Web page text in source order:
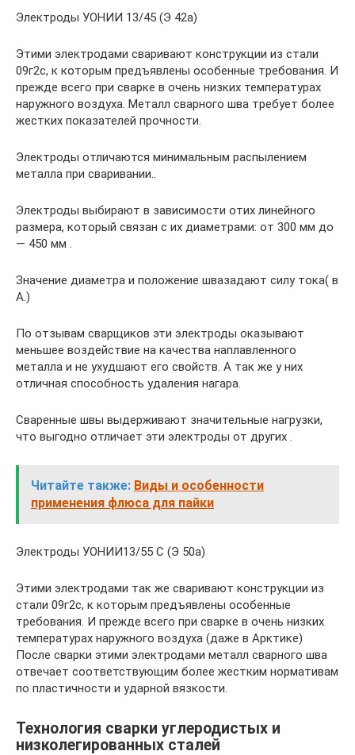
Электроды УОНИИ 13/45 (Э 42а)
Этими электродами сваривают конструкции из стали
09г2с, к которым предъявлены особенные требования. И
прежде всего при сварке в очень низких температурах
наружного воздуха. Металл сварного шва требует более
жестких показателей прочности.
Электроды отличаются минимальным распылением
металла при сваривании..
Электроды выбирают в зависимости отих линейного
размера, который связан с их диаметрами: от 300 мм до
— 450 мм .
Значение диаметра и положение швазадают силу тока( в
А.)
По отзывам сварщиков эти электроды оказывают
меньшее воздействие на качества наплавленного
металла и не ухудшают его свойств. А так же у них
отличная способность удаления нагара.
Сваренные швы выдерживают значительные нагрузки,
что выгодно отличает эти электроды от других .
Читайте также: Виды и особенности
применения флюса для пайки
Электроды УОНИИ13/55 С (Э 50а)
Этими электродами так же сваривают конструкции из
стали 09г2с, к которым предъявлены особенные
требования. И прежде всего при сварке в очень низких
температурах наружного воздуха (даже в Арктике)
После сварки этими электродами металл сварного шва
отвечает соответствующим более жестким нормативам
по пластичности и ударной вязкости.
Технология сварки углеродистых и
низколегированных сталей